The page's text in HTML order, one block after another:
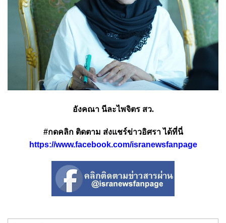
อังคณา นีละไพจิตร สว.
#กดคลิก ติดตาม ส่งแชร์ข่าวอิศรา ได้ที่นี่
https://www.facebook.com/isranewsfanpage